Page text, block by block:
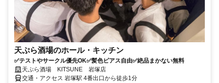
天ぷら酒場のホール・キッチン
✅テストやサークル優先OK✅髪色ピアス自由✅絶品まかない無料
天ぷら酒場 KITSUNE 岩塚店
交通・アクセス 岩塚駅 4番出口から徒歩1分